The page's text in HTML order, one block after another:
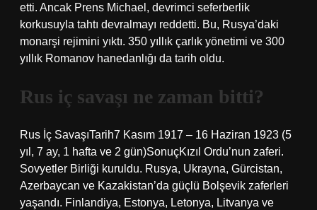
etti. Ancak Prens Michael, devrimci seferberlik
korkusuyla tahtı devralmayı reddetti. Bu, Rusya’daki
monarşi rejimini yıktı. 350 yıllık çarlık yönetimi ve 300
yıllık Romanov hanedanlığı da tarih oldu.
Rus iç savaşı ne zaman bitti?
Rus İç SavaşıTarih7 Kasım 1917 – 16 Haziran 1923 (5
yıl, 7 ay, 1 hafta ve 2 gün)SonuçKızıl Ordu’nun zaferi.
Sovyetler Birliği kuruldu. Rusya, Ukrayna, Gürcistan,
Azerbaycan ve Kazakistan’da güçlü Bolşevik zaferleri
yaşandı. Finlandiya, Estonya, Letonya, Litvanya ve